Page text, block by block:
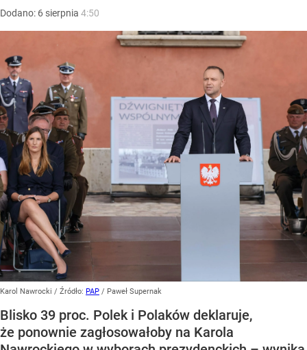
Dodano: 6 sierpnia 4:50
Karol Nawrocki / Źródło: PAP / Paweł Supernak
Blisko 39 proc. Polek i Polaków deklaruje,
że ponownie zagłosowałoby na Karola